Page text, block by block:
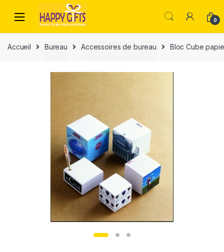
0
Accueil Bureau Accessoires de bureau Bloc Cube